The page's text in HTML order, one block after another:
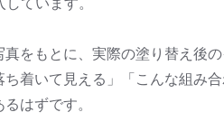
ています。
をもとに、実際の塗り替え後
ち着いて見える」「こんな組み
はずです。